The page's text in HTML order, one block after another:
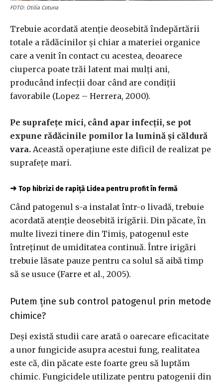
FOTO: Otilia Cotuna
Trebuie acordată atenție deosebită îndepărtării
totale a rădăcinilor și chiar a materiei organice
care a venit în contact cu acestea, deoarece
ciuperca poate trăi latent mai mulți ani,
producând infecții doar când are condiții
favorabile (Lopez – Herrera, 2000).
Pe suprafețe mici, când apar infecții, se pot
expune rădăcinile pomilor la lumină și căldură
vara. Această operațiune este dificil de realizat pe
suprafețe mari.
➜ Top hibrizi de rapiță Lidea pentru profit în fermă
Când patogenul s-a instalat într-o livadă, trebuie
acordată atenție deosebită irigării. Din păcate, în
multe livezi tinere din Timiș, patogenul este
întreținut de umiditatea continuă. Între irigări
trebuie lăsate pauze pentru ca solul să aibă timp
să se usuce (Farre et al., 2005).
Putem ține sub control patogenul prin metode
chimice?
Deși există studii care arată o oarecare eficacitate
a unor fungicide asupra acestui fung, realitatea
este că, din păcate este foarte greu să luptăm
chimic. Fungicidele utilizate pentru patogenii din